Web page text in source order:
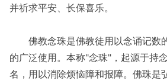
并祈求平安、长保喜乐。
佛教念珠是佛教徒用以念诵记数
的广泛使用。本称"念珠"，起源于持
名，用以消除烦恼障和报障。佛珠是